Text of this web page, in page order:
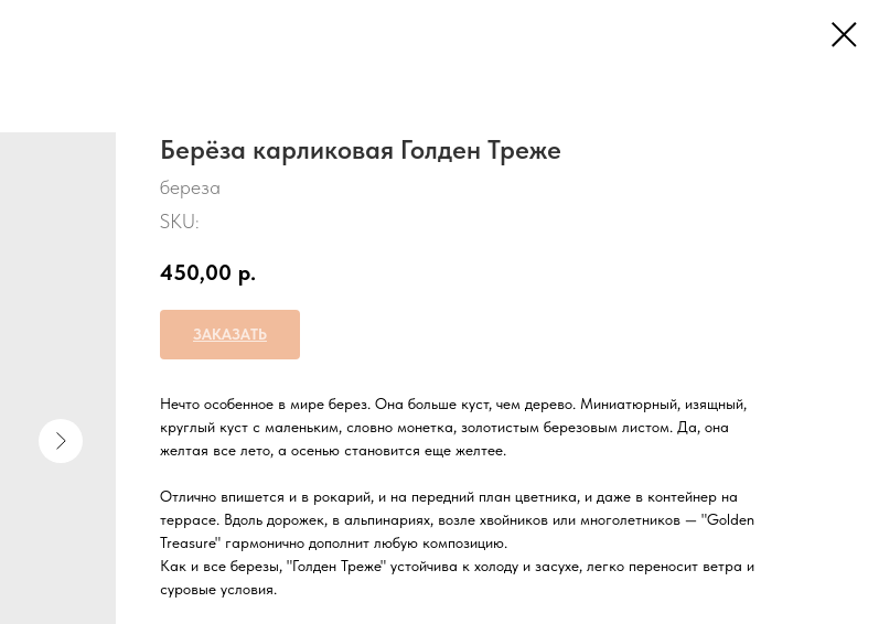
Берёза карликовая Голден Треже
береза
SKU:
450,00 р.
ЗАКАЗАТЬ
Нечто особенное в мире берез. Она больше куст, чем дерево. Миниатюрный, изящный,
круглый куст с маленьким, словно монетка, золотистым березовым листом. Да, она
желтая все лето, а осенью становится еще желтее.
Отлично впишется и в рокарий, и на передний план цветника, и даже в контейнер на
террасе. Вдоль дорожек, в альпинариях, возле хвойников или многолетников — "Golden
Treasure" гармонично дополнит любую композицию.
Как и все березы, "Голден Треже" устойчива к холоду и засухе, легко переносит ветра и
суровые условия.